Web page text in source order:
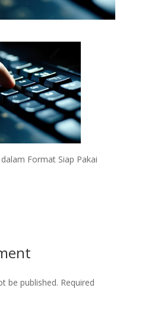
Format Siap Pakai
be published. Required